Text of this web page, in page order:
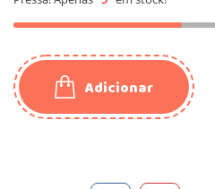
Adicionar